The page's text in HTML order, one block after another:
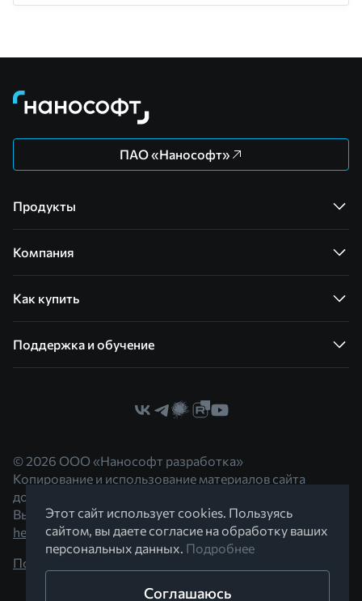
ПАО «Нанософт»
Продукты
Компания
Как купить
Поддержка и обучение
© 2026 ООО «Нанософт разработка»
Копирование и использование материалов сайта
допускается с согласия правообладателя.
Вы можете обратиться к нам по адресу
hello@nanocad.ru
Политика конфиденциальности
Этот сайт использует cookies. Пользуясь
сайтом, вы даете согласие на обработку ваших
персональных данных. Подробнее
Соглашаюсь